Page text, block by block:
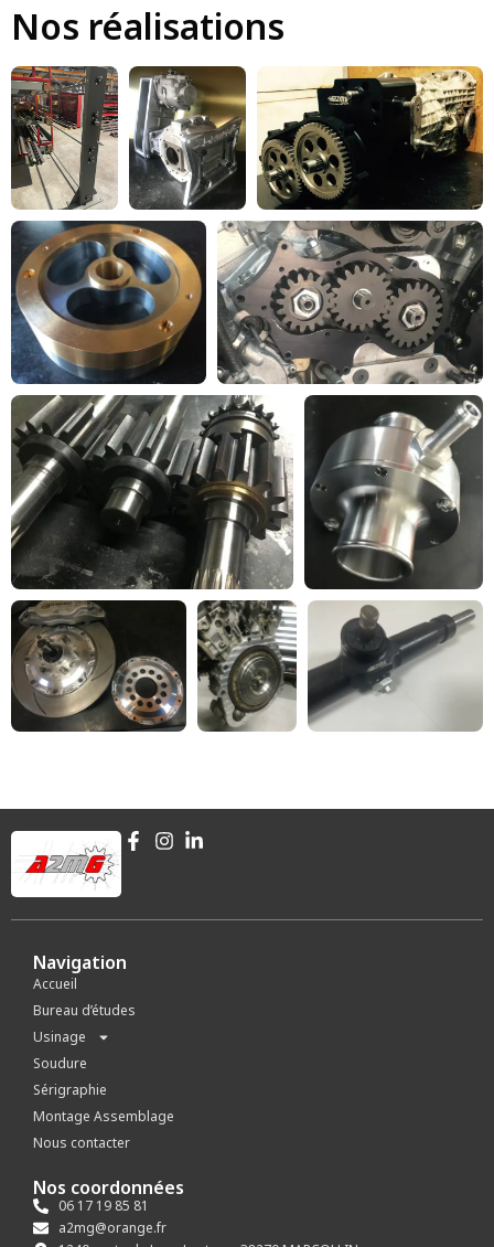
Nos réalisations
Navigation
Accueil
Bureau d’études
Usinage
Soudure
Sérigraphie
Montage Assemblage
Nous contacter
Nos coordonnées
06 17 19 85 81
a2mg@orange.fr